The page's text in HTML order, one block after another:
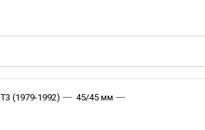
T3 (1979-1992) 45/45 мм